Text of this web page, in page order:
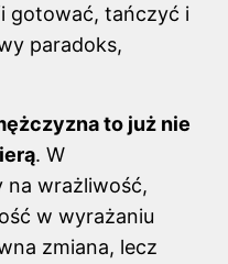
gotować, tańczyć i
paradoks,
to już nie
. W
na wrażliwość,
w wyrażaniu
zmiana, lecz